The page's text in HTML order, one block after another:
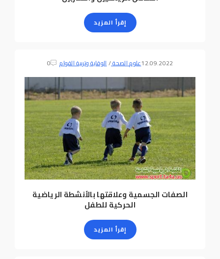
إقرأ المزيد
12.09.2022علوم الصحة/الوقاية وتربية القوام 0
الصفات الجسمية وعلاقتها بالأنشطة الرياضية
الحركية للطفل
إقرأ المزيد